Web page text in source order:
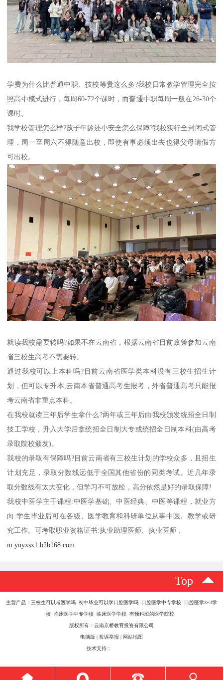
学费为什么比普通中职、技校等贵这么多?我校日常教学管理完全按
照高中模式进行，每周60-72个课时，而普通中职每周一般在26-30个
课时。
我学校管理怎么样?孩子年龄还小安全怎么保障?我校实行全封闭式管
理，周一至周六不得随意出校，即使有事必须出去也得父母请假方
可出校。
就读我校需要转吗?如果不在云南省，根据云南省目前政策参加云南
省三校生高考不需要转。
通过我校可以上本科吗?目前云南省医学类本科没有三校生招生计
划，但可以专升本;云南本省普通高考生报考，外省普通高考只能报
考云南省非重点本科。
在我校就读三年后学生拿什么?两年或三年后由我校颁发统招全日制
技工学校，升入大学后拿统招全日制大专或统招全日制本科(由高考
录取院校颁发)。
我校的录取有保障吗?目前云南省有三校生计划的学校众多，且招生
计划充足，录取分数线远低于全国其他省份的同类考试。近几年录
取分数线有太大变化，但学习不可放松，高分依然是好的录取保障!
我校中医学主干课程:中医学基础、中医经典、中医等课程，就业方
向:学生毕业后可在各级、医学教育和科研单位从事中医、教学或研
究工作。可考取职业资格证书:执业助理医师、执业医师，
m.ynyxsx1.b2b168.com
Top
主营产品：三校生可以考医学吗 初中毕业可以学口腔医学吗 口腔医学中专学校 口腔医学3+3学
校 临床医学中专学校 临床医学学校 有预科班的医学院校
版权所有：云南京桥教育投资有限公司
电脑版 | 投诉举报 | 网站地图
技术支持：